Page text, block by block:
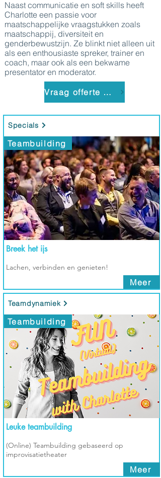
Naast communicatie en soft skills heeft
Charlotte een passie voor
maatschappelijke vraagstukken zoals
maatschappij, diversiteit en
genderbewustzijn. Ze blinkt niet alleen uit
als een enthousiaste spreker, trainer en
coach, maar ook als een bekwame
presentator en moderator.
Vraag offerte aan
Specials
Teambuilding
Breek het ijs
Lachen, verbinden en genieten!
Meer
Teamdynamiek
Teambuilding
Leuke teambuilding
(Online) Teambuilding gebaseerd op
improvisatietheater
Meer